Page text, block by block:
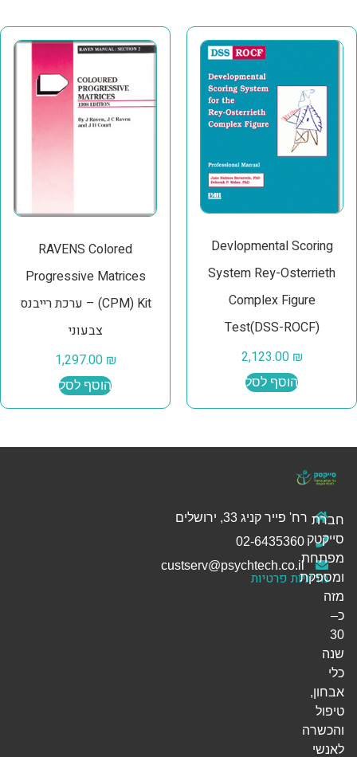
Devlopmental Scoring
System Rey-Osterrieth
Complex Figure
Test(DSS-ROCF)
2,123.00 ₪
הוסף לסל
RAVENS Colored
Progressive Matrices
(CPM) Kit – ערכת רייבנס
צבעוני
1,297.00 ₪
הוסף לסל
רח' פייר קניג 33, ירושלים
מדיניות פרטיות
חברת
סייקטק
מפתחת
ומספקת
מזה
כ–
30
שנה
כלי
אבחון,
טיפול
והכשרה
לאנשי